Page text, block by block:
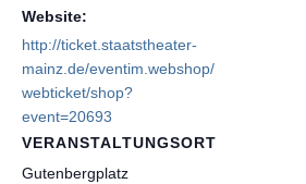
Website:
http://ticket.staatstheater-
mainz.de/eventim.webshop/
webticket/shop?
event=20693
VERANSTALTUNGSORT
Gutenbergplatz